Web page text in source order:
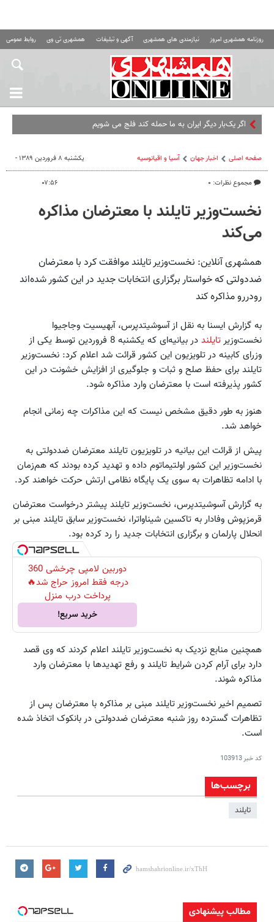
روزنامه همشهری امروز نیازمندی های همشهری آگهی و تبلیغات همشهری تی وی روابط عمومی
اگر یک‌بار دیگر ایران به ما حمله کند فلج می شویم
صفحه اصلی اخبار جهان آسیا و اقیانوسیه
مجموع نظرات: ۰
یکشنبه ۸ فروردین ۱۳۸۹ -
۰۷:۵۶
نخست‌وزیر تایلند با معترضان مذاکره
می‌کند
همشهری آنلاین: نخست‌وزیر تایلند موافقت کرد با معترضان
ضددولتی که خواستار برگزاری انتخابات جدید در این کشور شده‌اند
رودررو مذاکره کند
به گزارش ایسنا به نقل از آسوشیتدپرس، آبهیسیت وجاجیوا
نخست‌وزیرتایلند
در بیانیه‌ای که یکشنبه 8 فروردین توسط یکی از
وزرای کابینه در تلویزیون این کشور قرائت شد اعلام کرد: نخست‌وزیر
تایلند برای حفظ صلح و ثبات و جلوگیری از افزایش خشونت در این
کشور پذیرفته است با معترضان وارد مذاکره شود.
هنوز به طور دقیق مشخص نیست که این مذاکرات چه زمانی انجام
خواهد شد.
پیش از قرائت این بیانیه در تلویزیون تایلند معترضان ضددولتی به
نخست‌وزیر این کشور اولتیماتوم داده و تهدید کرده بودند که هم‌زمان
با ادامه تظاهرات به سوی یک پایگاه نظامی ارتش حرکت خواهند کرد.
به گزارش آسوشیتدپرس، نخست‌وزیر تایلند پیشتر درخواست معترضان
قرمزپوش وفادار به تاکسین شیناواترا، نخست‌وزیر سابق تایلند مبنی بر
انحلال پارلمان و برگزاری انتخابات جدید را رد کرده بود.
دوربین لامپی چرخشی 360
درجه فقط امروز حراج شد🔥
پرداخت درب منزل
خرید سریع!
همچنین منابع نزدیک به نخست‌وزیر تایلند اعلام کردند که وی قصد
دارد برای آرام کردن شرایط تایلند و رفع تهدیدها با معترضان وارد
مذاکره شوند.
تصمیم اخیر نخست‌وزیر تایلند مبنی بر مذاکره با معترضان پس از
تظاهرات گسترده روز شنبه معترضان ضددولتی در بانکوک اتخاذ شده
است.
کد خبر103913
برچسب‌ها
تایلند
مطالب پیشنهادی